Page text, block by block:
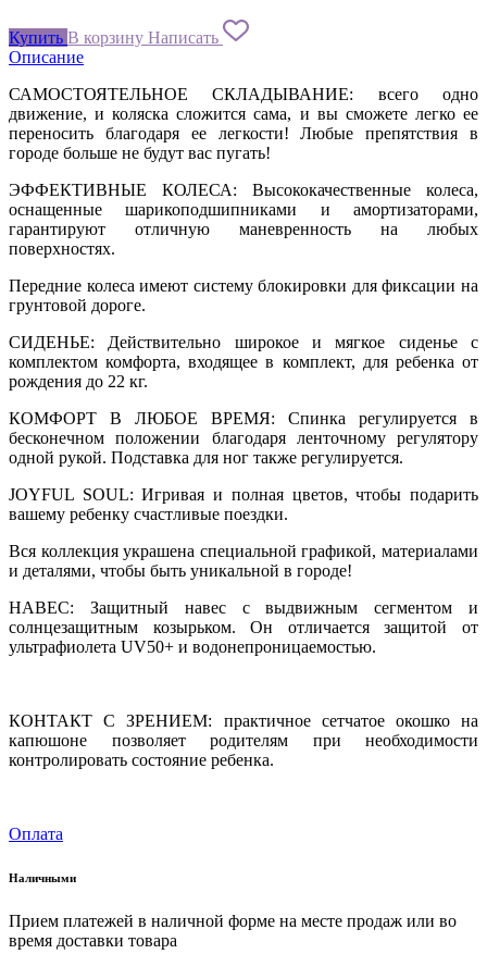
Купить В корзину Написать
Описание
САМОСТОЯТЕЛЬНОЕ СКЛАДЫВАНИЕ: всего одно
движение, и коляска сложится сама, и вы сможете легко ее
переносить благодаря ее легкости! Любые препятствия в
городе больше не будут вас пугать!
ЭФФЕКТИВНЫЕ КОЛЕСА: Высококачественные колеса,
оснащенные шарикоподшипниками и амортизаторами,
гарантируют отличную маневренность на любых
поверхностях.
Передние колеса имеют систему блокировки для фиксации на
грунтовой дороге.
СИДЕНЬЕ: Действительно широкое и мягкое сиденье с
комплектом комфорта, входящее в комплект, для ребенка от
рождения до 22 кг.
КОМФОРТ В ЛЮБОЕ ВРЕМЯ: Спинка регулируется в
бесконечном положении благодаря ленточному регулятору
одной рукой. Подставка для ног также регулируется.
JOYFUL SOUL: Игривая и полная цветов, чтобы подарить
вашему ребенку счастливые поездки.
Вся коллекция украшена специальной графикой, материалами
и деталями, чтобы быть уникальной в городе!
НАВЕС: Защитный навес с выдвижным сегментом и
солнцезащитным козырьком. Он отличается защитой от
ультрафиолета UV50+ и водонепроницаемостью.
КОНТАКТ С ЗРЕНИЕМ: практичное сетчатое окошко на
капюшоне позволяет родителям при необходимости
контролировать состояние ребенка.
Оплата
Наличными
Прием платежей в наличной форме на месте продаж или во
время доставки товара